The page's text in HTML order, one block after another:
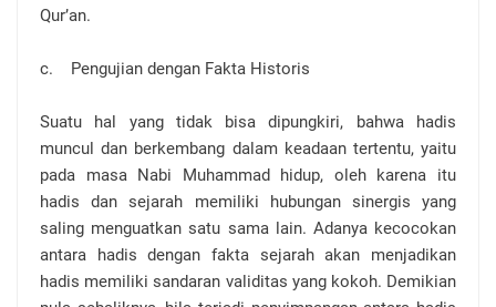
Qur’an.
c. Pengujian dengan Fakta Historis
Suatu hal yang tidak bisa dipungkiri, bahwa hadis
muncul dan berkembang dalam keadaan tertentu, yaitu
pada masa Nabi Muhammad hidup, oleh karena itu
hadis dan sejarah memiliki hubungan sinergis yang
saling menguatkan satu sama lain. Adanya kecocokan
antara hadis dengan fakta sejarah akan menjadikan
hadis memiliki sandaran validitas yang kokoh. Demikian